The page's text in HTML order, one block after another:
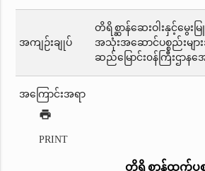
အကျဉ်းချုပ်
တိရိစ္ဆာန်ဆေးဝါးနှင့်မွေးမ
အသုံးအဆောင်ပစ္စည်းမျ
ဆည်မြောင်း၀န်ကြီးဌာန
အကြောင်းအရာ
print
PRINT
တိရိစ္ဆာန်ထွက်ပစ္